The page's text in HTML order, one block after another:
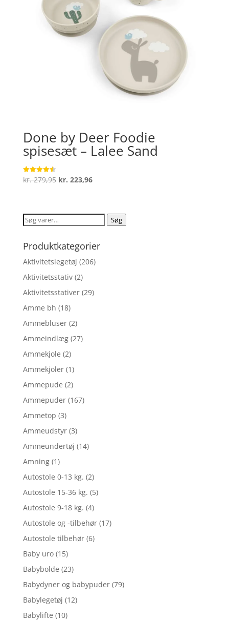
Done by Deer Foodie
spisesæt – Lalee Sand
Vurderet
4.5
kr.279,95 Den
var:
kr. 279,95.
kr. 223,96Den
er:
kr. 223,96.
Søg
Søg
Produktkategorier
Aktivitetslegetøj (206)
Aktivitetsstativ (2)
Aktivitetsstativer (29)
Amme bh (18)
Ammebluser (2)
Ammeindlæg (27)
Ammekjole (2)
Ammekjoler (1)
Ammepude (2)
Ammepuder (167)
Ammetop (3)
Ammeudstyr (3)
Ammeundertøj (14)
Amning (1)
Autostole 0-13 kg. (2)
Autostole 15-36 kg. (5)
Autostole 9-18 kg. (4)
Autostole og -tilbehør (17)
Autostole tilbehør (6)
Baby uro (15)
Babybolde (23)
Babydyner og babypuder (79)
Babylegetøj (12)
Babylifte (10)